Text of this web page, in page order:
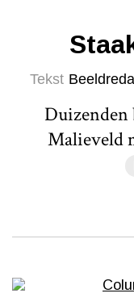
Tekst
Duizenden
Malieveld